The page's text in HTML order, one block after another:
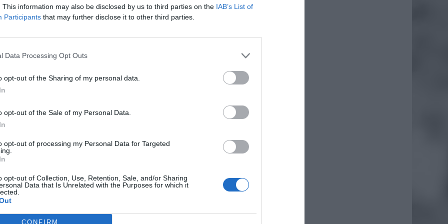
This information may also be disclosed by us to third parties on the IAB’s List of
Participants that may further disclose it to other third parties.
Data Processing Opt Outs
opt-out of the Sharing of my personal data.
opt-out of the Sale of my Personal Data.
opt-out of processing my Personal Data for Targeted
opt-out of Collection, Use, Retention, Sale, and/or Sharing
Data that Is Unrelated with the Purposes for which it
CONFIRM
warszawskiej delegatury Centralnego Biura Antykorupcyjnego
są o manipulację kursem akcji spółki EGB Investments w celu zawyżenia
Piąta z zatrzymanych osób to były pracownik jednego z banków
o oszustwo oraz prowadzenie bez zezwolenia działalności w zakresie
finansowymi.